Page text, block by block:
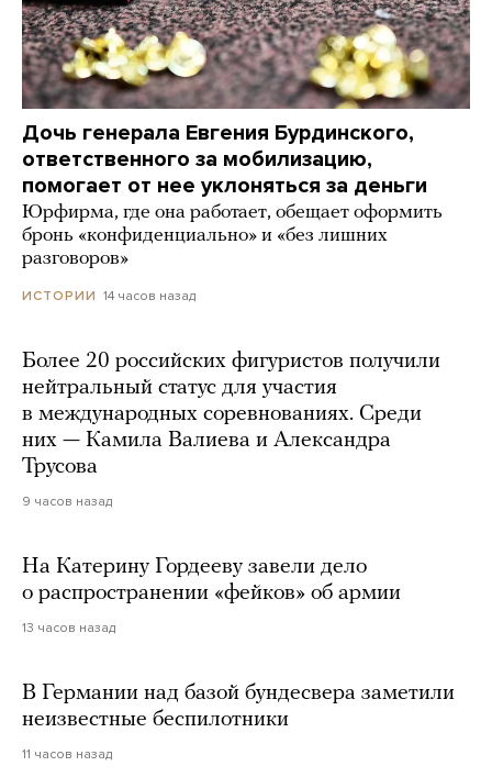
Дочь генерала Евгения Бурдинского,
ответственного за мобилизацию,
помогает от нее уклоняться за деньги
Юрфирма, где она работает, обещает оформить
бронь «конфиденциально» и «без лишних
разговоров»
ИСТОРИИ 14 часов назад
Более 20 российских фигуристов получили
нейтральный статус для участия
в международных соревнованиях. Среди
них — Камила Валиева и Александра
Трусова
9 часов назад
На Катерину Гордееву завели дело
о распространении «фейков» об армии
13 часов назад
В Германии над базой бундесвера заметили
неизвестные беспилотники
11 часов назад